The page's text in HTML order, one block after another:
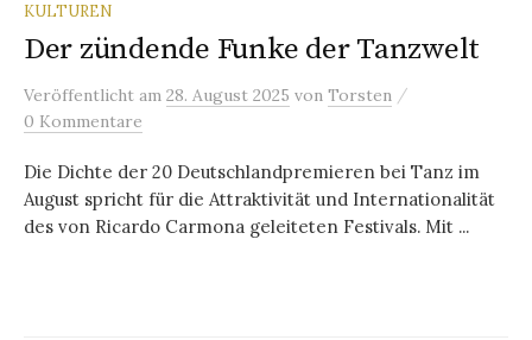
KULTUREN
Der zündende Funke der Tanzwelt
Veröffentlicht am 28. August 2025 von Torsten /
0 Kommentare
Die Dichte der 20 Deutschlandpremieren bei Tanz im
August spricht für die Attraktivität und Internationalität
des von Ricardo Carmona geleiteten Festivals. Mit ...